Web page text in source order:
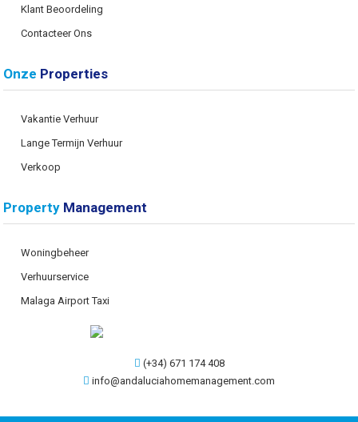
Klant Beoordeling
Contacteer Ons
Onze Properties
Vakantie Verhuur
Lange Termijn Verhuur
Verkoop
Property Management
Woningbeheer
Verhuurservice
Malaga Airport Taxi
(+34) 671 174 408
info@andaluciahomemanagement.com